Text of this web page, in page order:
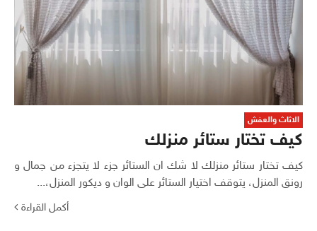
الاثاث والعفش
كيف تختار ستائر منزلك
كيف تختار ستائر منزلك لا شك ان الستائر جزء لا يتجزء من جمال و
رونق المنزل، يتوقف اختيار الستائر على الوان و ديكور المنزل،...
أكمل القراءة